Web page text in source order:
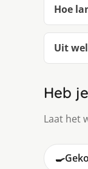
Hoe
Uit
Heb
Laat het
🍳